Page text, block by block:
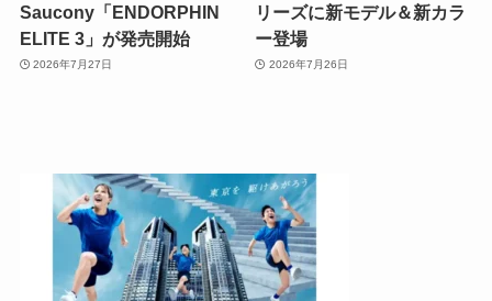
Saucony「ENDORPHIN
ELITE 3」が発売開始
2026年7月27日
リーズに新モデル＆新カラ
ー登場
2026年7月26日